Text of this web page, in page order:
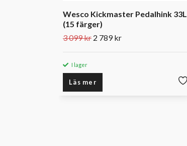
Wesco Kickmaster Pedalhink 33L
(15 färger)
3 099 kr 2 789 kr
I lager
Läs mer